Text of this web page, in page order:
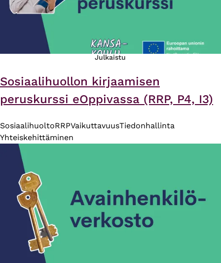
Julkaistu
Sosiaalihuollon kirjaamisen
peruskurssi eOppivassa (RRP, P4, I3)
SosiaalihuoltoRRPVaikuttavuusTiedonhallinta
Yhteiskehittäminen